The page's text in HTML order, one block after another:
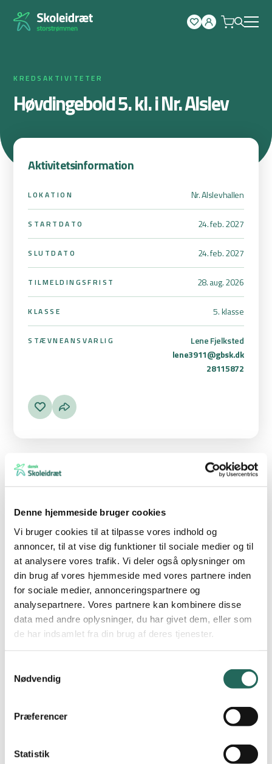
Denne hjemmeside bruger cookies
Vi bruger cookies til at tilpasse vores indhold og
annoncer, til at vise dig funktioner til sociale medier og til
at analysere vores trafik. Vi deler også oplysninger om
din brug af vores hjemmeside med vores partnere inden
for sociale medier, annonceringspartnere og
analysepartnere. Vores partnere kan kombinere disse
data med andre oplysninger, du har givet dem, eller som
de har indsamlet fra din brug af deres tjenester.
Nødvendig
Præferencer
Statistik
KREDSAKTIVITETER
Høvdingebold 5. kl. i Nr. Alslev
Aktivitetsinformation
LOKATION Nr. Alslevhallen
STARTDATO 24. feb. 2027
SLUTDATO 24. feb. 2027
TILMELDINGSFRIST 28. aug. 2026
KLASSE 5. klasse
STÆVNEANSVARLIG
Lene Fjelksted
lene3911@gbsk.dk
28115872
Indledende stævner
5. klasse: Onsdag den 24. februar 2027 i Nr. Alslevhallen
Stævneleder: Lene Fjelksted, Nr. Alslev Skole,
lene3911@gbsk.dk, 28115872
Kredsfinale
Torsdag den 11. marts 2027 i Nr. Alslevhallen
Stævneleder: Lene Fjelksted, Nr. Alslev Skole,
DM for 5. årgang
Høvdingebold er et sjovt og dynamisk spil, hvor alle kan være med,